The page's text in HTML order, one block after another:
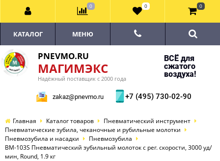
PNEVMO.RU
МАГИМЭКС
Надёжный поставщик с 2000 года
ВСЁ для
сжатого
воздуха!
zakaz@pnevmo.ru +7 (495) 730-02-90
КАТАЛОГ МЕНЮ
Главная Каталог товаров
Пневматический инструмент
Пневматические зубила, чеканочные и рубильные молотки
Пневмозубила и насадки
Пневмозубила
BM-103S Пневматический зубильный молоток с рег. скорости, 3000 уд/
мин, Round, 1.9 кг
0 0 0